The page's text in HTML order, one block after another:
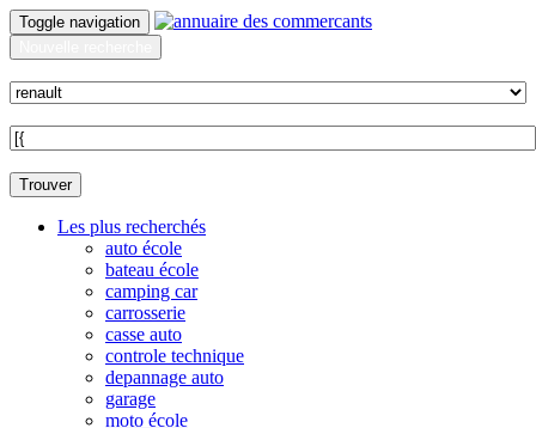
Toggle navigation
Trouver
Les plus recherchés
auto école
bateau école
camping car
carrosserie
casse auto
controle technique
depannage auto
garage
moto école